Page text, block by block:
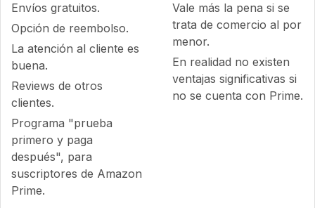
Envíos gratuitos.
Opción de reembolso.
La atención al cliente es
buena.
Reviews de otros
clientes.
Programa "prueba
primero y paga
después", para
suscriptores de Amazon
Prime.
Vale más la pena si se
trata de comercio al por
menor.
En realidad no existen
ventajas significativas si
no se cuenta con Prime.